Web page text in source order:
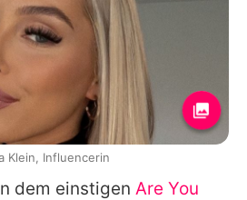
dem einstigen Are You
Klein, Influencerin